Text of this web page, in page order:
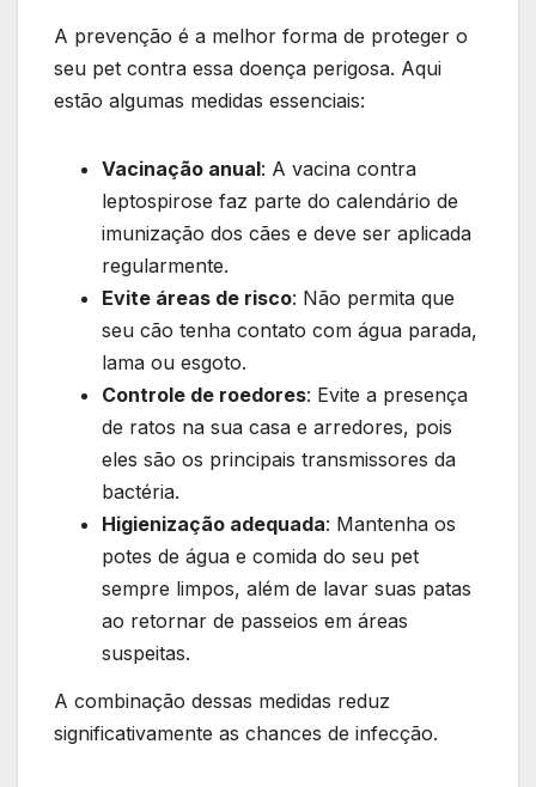
A prevenção é a melhor forma de proteger o
seu pet contra essa doença perigosa. Aqui
estão algumas medidas essenciais:
Vacinação anual: A vacina contra
leptospirose faz parte do calendário de
imunização dos cães e deve ser aplicada
regularmente.
Evite áreas de risco: Não permita que
seu cão tenha contato com água parada,
lama ou esgoto.
Controle de roedores: Evite a presença
de ratos na sua casa e arredores, pois
eles são os principais transmissores da
bactéria.
Higienização adequada: Mantenha os
potes de água e comida do seu pet
sempre limpos, além de lavar suas patas
ao retornar de passeios em áreas
suspeitas.
A combinação dessas medidas reduz
significativamente as chances de infecção.